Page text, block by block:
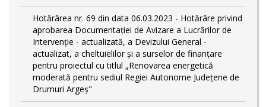
Hotărârea nr. 69 din data 06.03.2023 - Hotărâre privind
aprobarea Documentației de Avizare a Lucrărilor de
Intervenție - actualizată, a Devizului General -
actualizat, a cheltuielilor și a surselor de finanțare
pentru proiectul cu titlul „Renovarea energetică
moderată pentru sediul Regiei Autonome Județene de
Drumuri Argeș"